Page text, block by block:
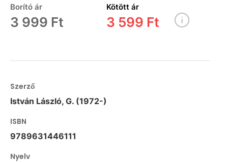
Borító ár
3 999 Ft
Kötött ár
3 599 Ft
Szerző
István László, G. (1972-)
ISBN
9789631446111
Nyelv